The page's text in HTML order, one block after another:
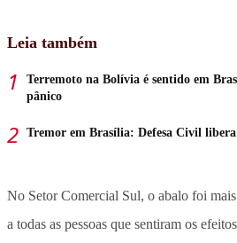
Leia também
Terremoto na Bolívia é sentido em
pânico
Tremor em Brasília: Defesa Civil
No Setor Comercial Sul, o abalo foi
a todas as pessoas que sentiram os